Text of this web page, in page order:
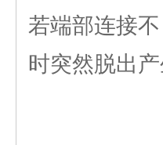
若端部连接
时突然脱出